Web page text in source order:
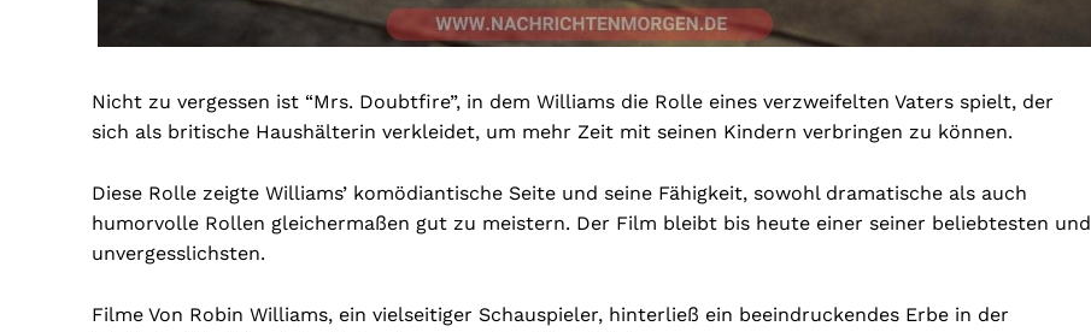
Nicht zu vergessen ist “Mrs. Doubtfire”, in dem Williams die Rolle eines verzweifelten Vaters spielt, der
sich als britische Haushälterin verkleidet, um mehr Zeit mit seinen Kindern verbringen zu können.
Diese Rolle zeigte Williams’ komödiantische Seite und seine Fähigkeit, sowohl dramatische als auch
humorvolle Rollen gleichermaßen gut zu meistern. Der Film bleibt bis heute einer seiner beliebtesten und
unvergesslichsten.
Filme Von Robin Williams, ein vielseitiger Schauspieler, hinterließ ein beeindruckendes Erbe in der